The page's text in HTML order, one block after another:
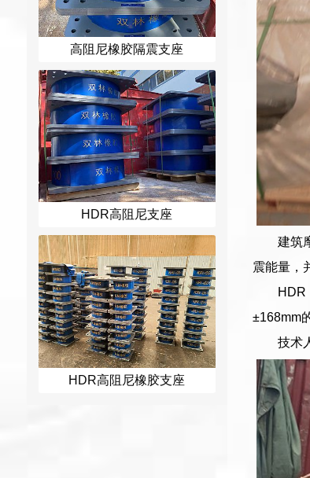
高阻尼橡胶隔震支座
HDR高阻尼支座
HDR高阻尼橡胶支座
建筑
震能量，
HDR
±168mm
技术